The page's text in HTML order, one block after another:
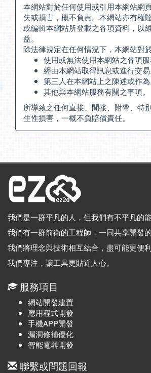
本網站對於任何使用或引用本網站網
失或損害，概不負責。本網站亦有權
或編輯本網站所登載之各項資料，以
益。
除法律規定在任何情況下，本網站對
使用或無法使用本網站之各項服
經由本網站取得訊息或進行交易
第三人在本網站上之陳述或作為
其他與本網站服務有關之事項。
所導致之任何直接、間接、附帶、特
生性損害，一概不負賠償責任。
我們是一群平凡的人，但我們有不平凡的能
我們有一群前衛的工程師，一同共享開發的
我們將理念與技術相互結合，盡可能更便利
我們專注，讓工具更貼近人心。
服務項目
網站開發建置
應用程式開發
手機APP開發
漏洞修補優化
智能電器開發
聯繫或問題回報